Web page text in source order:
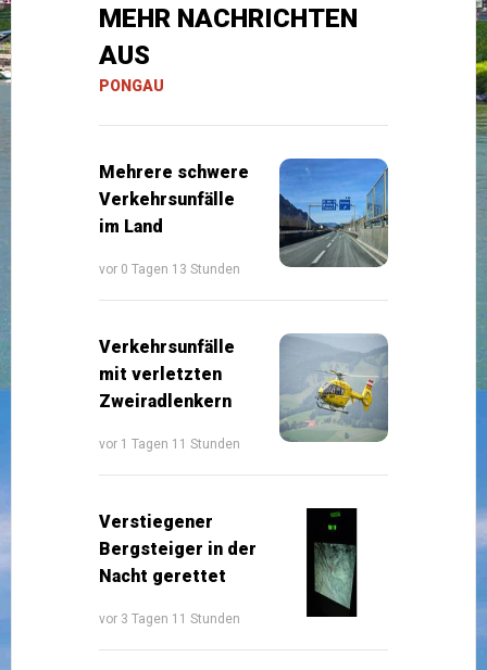
MEHR NACHRICHTEN
AUS
PONGAU
Mehrere schwere
Verkehrsunfälle
im Land
vor 0 Tagen 13 Stunden
Verkehrsunfälle
mit verletzten
Zweiradlenkern
vor 1 Tagen 11 Stunden
Verstiegener
Bergsteiger in der
Nacht gerettet
vor 3 Tagen 11 Stunden